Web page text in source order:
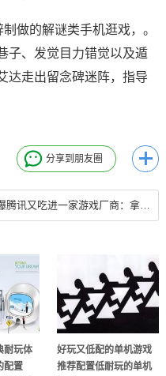
的解谜类手机逛戏，。
子、发觉目力错觉以及遁
达走出留念碑迷阵，指导
分享到朋友圈
曝腾讯又吃进一家游戏厂商：拿下多款PC大作单机游戏 pc 大型
耐玩体
配置
好玩又低配的单机游戏
推荐配置低耐玩的单机